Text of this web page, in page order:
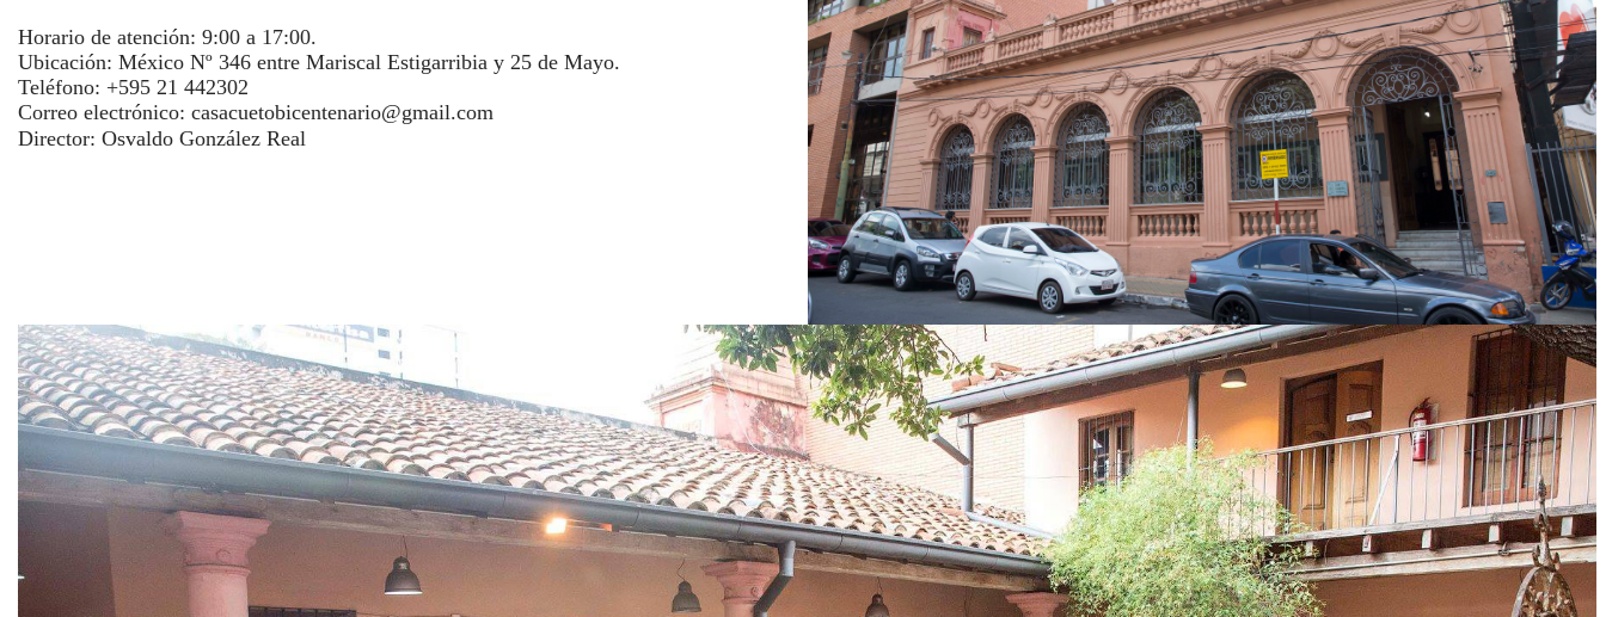
Horario de atención: 9:00 a 17:00.
Ubicación: México Nº 346 entre Mariscal Estigarribia y 25 de Mayo.
Teléfono: +595 21 442302
Correo electrónico: casacuetobicentenario@gmail.com
Director: Osvaldo González Real